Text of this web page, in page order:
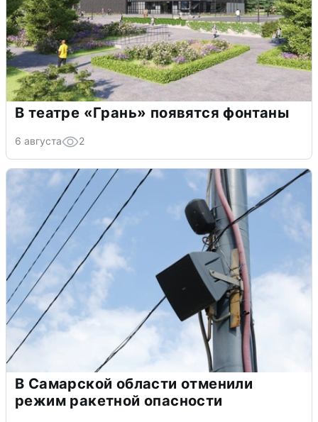
В театре «Грань» появятся фонтаны
6 августа 2
В Самарской области отменили
режим ракетной опасности